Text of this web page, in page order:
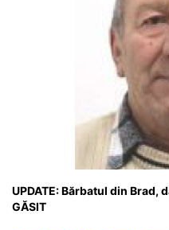
UPDATE: Bărbatul din Brad,
GĂSIT